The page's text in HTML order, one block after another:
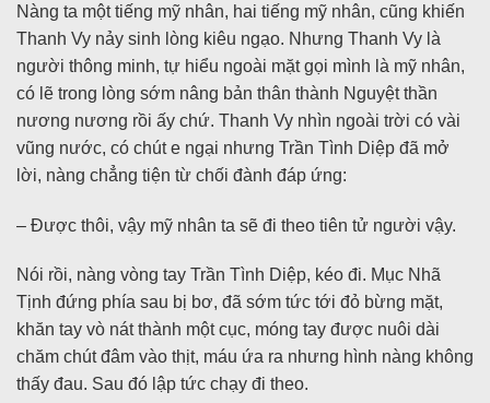
Nàng ta một tiếng mỹ nhân, hai tiếng mỹ nhân, cũng khiến
Thanh Vy nảy sinh lòng kiêu ngạo. Nhưng Thanh Vy là
người thông minh, tự hiểu ngoài mặt gọi mình là mỹ nhân,
có lẽ trong lòng sớm nâng bản thân thành Nguyệt thần
nương nương rồi ấy chứ. Thanh Vy nhìn ngoài trời có vài
vũng nước, có chút e ngại nhưng Trần Tình Diệp đã mở
lời, nàng chẳng tiện từ chối đành đáp ứng:
– Được thôi, vậy mỹ nhân ta sẽ đi theo tiên tử người vậy.
Nói rồi, nàng vòng tay Trần Tình Diệp, kéo đi. Mục Nhã
Tịnh đứng phía sau bị bơ, đã sớm tức tới đỏ bừng mặt,
khăn tay vò nát thành một cục, móng tay được nuôi dài
chăm chút đâm vào thịt, máu ứa ra nhưng hình nàng không
thấy đau. Sau đó lập tức chạy đi theo.